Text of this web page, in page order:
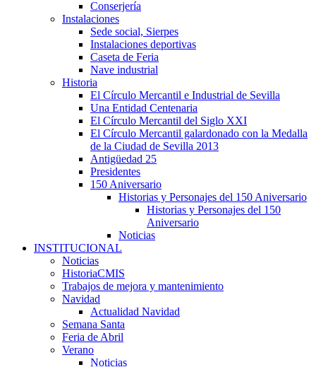
Conserjería
Instalaciones
Sede social, Sierpes
Instalaciones deportivas
Caseta de Feria
Nave industrial
Historia
El Círculo Mercantil e Industrial de Sevilla
Una Entidad Centenaria
El Círculo Mercantil del Siglo XXI
El Círculo Mercantil galardonado con la Medalla
de la Ciudad de Sevilla 2013
Antigüedad 25
Presidentes
150 Aniversario
Historias y Personajes del 150 Aniversario
Historias y Personajes del 150
Aniversario
Noticias
INSTITUCIONAL
Noticias
HistoriaCMIS
Trabajos de mejora y mantenimiento
Navidad
Actualidad Navidad
Semana Santa
Feria de Abril
Verano
Noticias